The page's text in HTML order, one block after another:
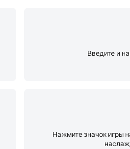
Введите и
Нажмите значок игры